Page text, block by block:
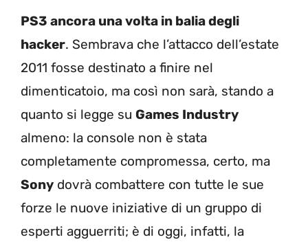
PS3 ancora una volta in balia degli
hacker. Sembrava che l’attacco dell’estate
2011 fosse destinato a finire nel
dimenticatoio, ma così non sarà, stando a
quanto si legge su Games Industry
almeno: la console non è stata
completamente compromessa, certo, ma
Sony dovrà combattere con tutte le sue
forze le nuove iniziative di un gruppo di
esperti agguerriti; è di oggi, infatti, la